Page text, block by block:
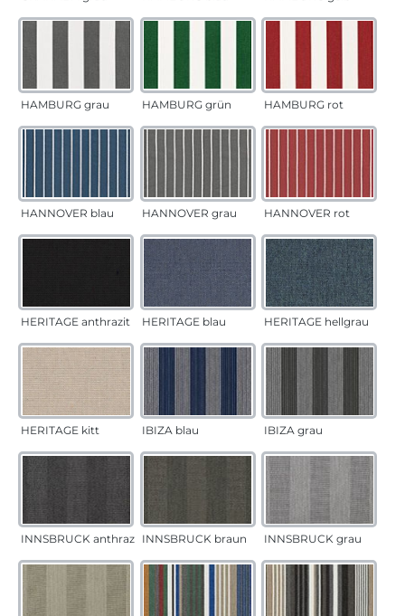
HAMBURG grau HAMBURG grün HAMBURG rot
HANNOVER blau HANNOVER grau HANNOVER rot
HERITAGE anthrazit HERITAGE blau HERITAGE hellgrau
HERITAGE kitt IBIZA blau IBIZA grau
INNSBRUCK anthrazit INNSBRUCK braun INNSBRUCK grau